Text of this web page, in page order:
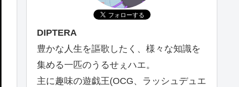
DIPTERA
豊かな人生を謳歌したく、様々な知識を
集める一匹のうるせぇハエ。
主に趣味の遊戯王(OCG、ラッシュデュエ